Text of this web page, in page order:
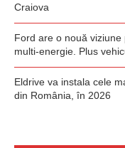
Craiova
Ford are o nouă
multi-energie. Plus
Eldrive va instala cele
din România, în 2026